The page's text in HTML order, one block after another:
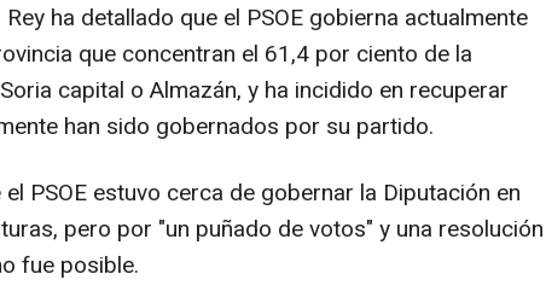
ha detallado que el PSOE gobierna actualmente
que concentran el 61,4 por ciento de la
capital o Almazán, y ha incidido en recuperar
han sido gobernados por su partido.
PSOE estuvo cerca de gobernar la Diputación en
pero por "un puñado de votos" y una resolución
fue posible.